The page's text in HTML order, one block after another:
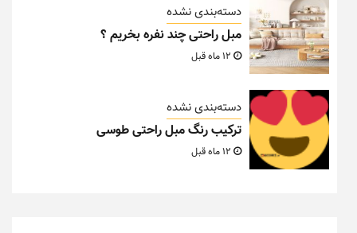
دسته‌بندی نشده
مبل راحتی چند نفره بخریم ؟
دسته‌بندی نشده
ترکیب رنگ مبل راحتی طوسی